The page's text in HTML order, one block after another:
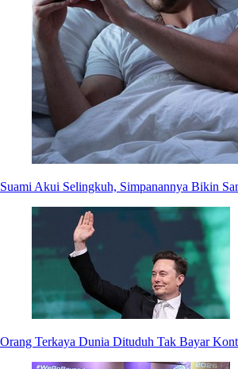
Suami Akui Selingkuh, Simpanannya Bikin
Orang Terkaya Dunia Dituduh Tak Bayar